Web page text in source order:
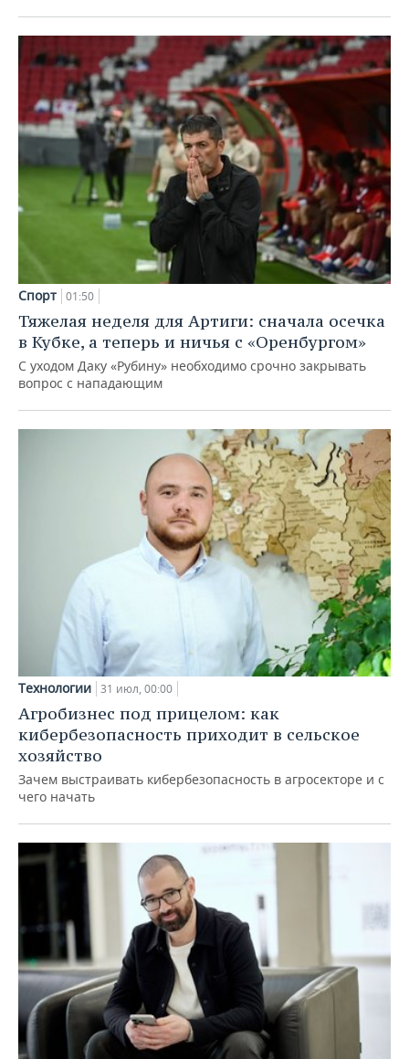
Спорт 01:50
Тяжелая неделя для Артиги: сначала осечка
в Кубке, а теперь и ничья с «Оренбургом»
С уходом Даку «Рубину» необходимо срочно закрывать
вопрос с нападающим
Технологии 31 июл, 00:00
Агробизнес под прицелом: как
кибербезопасность приходит в сельское
хозяйство
Зачем выстраивать кибербезопасность в агросекторе и с
чего начать